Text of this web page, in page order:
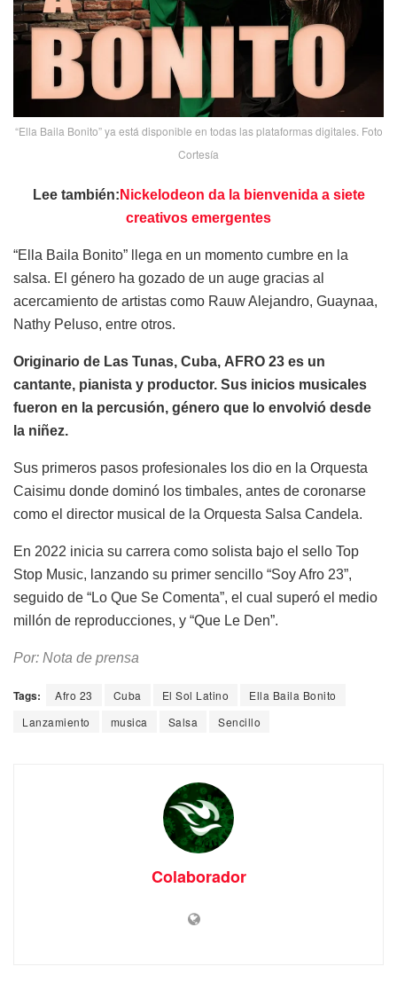
“Ella Baila Bonito” ya está disponible en todas las plataformas digitales. Foto
Cortesía
Lee también: Nickelodeon da la bienvenida a siete
creativos emergentes
“Ella Baila Bonito” llega en un momento cumbre en la
salsa. El género ha gozado de un auge gracias al
acercamiento de artistas como Rauw Alejandro, Guaynaa,
Nathy Peluso, entre otros.
Originario de Las Tunas, Cuba, AFRO 23 es un
cantante, pianista y productor. Sus inicios musicales
fueron en la percusión, género que lo envolvió desde
la niñez.
Sus primeros pasos profesionales los dio en la Orquesta
Caisimu donde dominó los timbales, antes de coronarse
como el director musical de la Orquesta Salsa Candela.
En 2022 inicia su carrera como solista bajo el sello Top
Stop Music, lanzando su primer sencillo “Soy Afro 23”,
seguido de “Lo Que Se Comenta”, el cual superó el medio
millón de reproducciones, y “Que Le Den”.
Por: Nota de prensa
Tags: Afro 23 Cuba El Sol Latino
Ella Baila Bonito
Lanzamiento
musica Salsa Sencillo
Colaborador